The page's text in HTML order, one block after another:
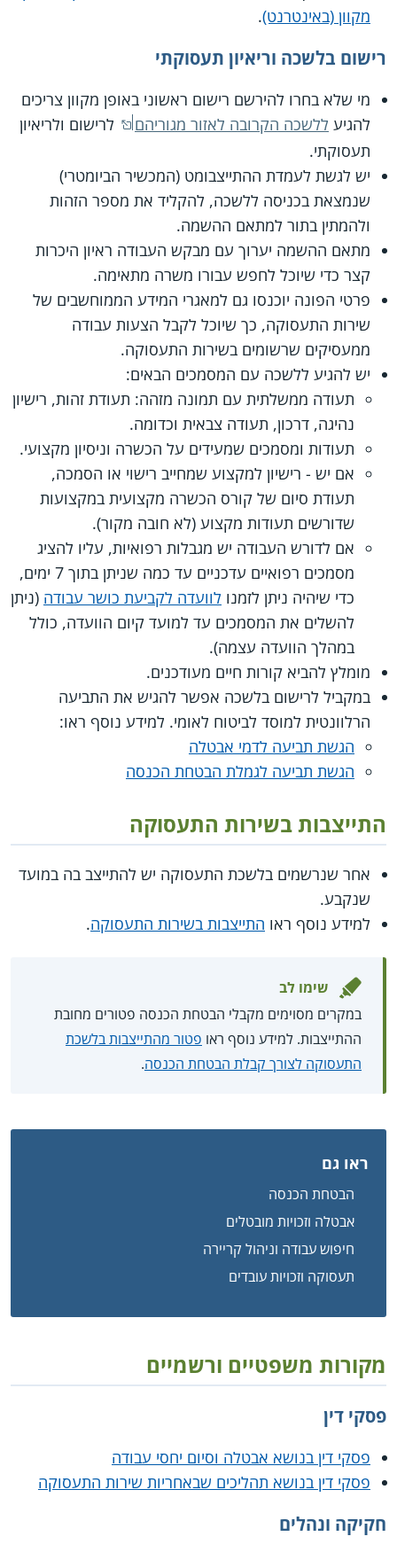
מקוון (באינטרנט).
רישום בלשכה וריאיון תעסוקתי
מי שלא בחרו להירשם רישום ראשוני באופן מקוון צריכים
להגיע ללשכה הקרובה לאזור מגוריהם
לרישום ולריאיון
תעסוקתי.
יש לגשת לעמדת ההתייצבומט (המכשיר הביומטרי)
שנמצאת בכניסה ללשכה, להקליד את מספר הזהות
ולהמתין בתור למתאם ההשמה.
מתאם ההשמה יערוך עם מבקש העבודה ראיון היכרות
קצר כדי שיוכל לחפש עבורו משרה מתאימה.
פרטי הפונה יוכנסו גם למאגרי המידע הממוחשבים של
שירות התעסוקה, כך שיוכל לקבל הצעות עבודה
ממעסיקים שרשומים בשירות התעסוקה.
יש להגיע ללשכה עם המסמכים הבאים:
תעודה ממשלתית עם תמונה מזהה: תעודת זהות, רישיון
נהיגה, דרכון, תעודה צבאית וכדומה.
תעודות ומסמכים שמעידים על הכשרה וניסיון מקצועי.
אם יש - רישיון למקצוע שמחייב רישוי או הסמכה,
תעודת סיום של קורס הכשרה מקצועית במקצועות
שדורשים תעודות מקצוע (לא חובה מקור).
אם לדורש העבודה יש מגבלות רפואיות, עליו להציג
מסמכים רפואיים עדכניים עד כמה שניתן בתוך 7 ימים,
כדי שיהיה ניתן לזמנו לוועדה לקביעת כושר עבודה (ניתן
להשלים את המסמכים עד למועד קיום הוועדה, כולל
במהלך הוועדה עצמה).
מומלץ להביא קורות חיים מעודכנים.
במקביל לרישום בלשכה אפשר להגיש את התביעה
הרלוונטית למוסד לביטוח לאומי. למידע נוסף ראו:
הגשת תביעה לדמי אבטלה
הגשת תביעה לגמלת הבטחת הכנסה
התייצבות בשירות התעסוקה
אחר שנרשמים בלשכת התעסוקה יש להתייצב בה במועד
שנקבע.
למידע נוסף ראו התייצבות בשירות התעסוקה.
שימו לב
במקרים מסוימים מקבלי הבטחת הכנסה פטורים מחובת
ההתייצבות. למידע נוסף ראו פטור מהתייצבות בלשכת
התעסוקה לצורך קבלת הבטחת הכנסה.
ראו גם
הבטחת הכנסה
אבטלה וזכויות מובטלים
חיפוש עבודה וניהול קריירה
תעסוקה וזכויות עובדים
מקורות משפטיים ורשמיים
פסקי דין
פסקי דין בנושא אבטלה וסיום יחסי עבודה
פסקי דין בנושא תהליכים שבאחריות שירות התעסוקה
חקיקה ונהלים